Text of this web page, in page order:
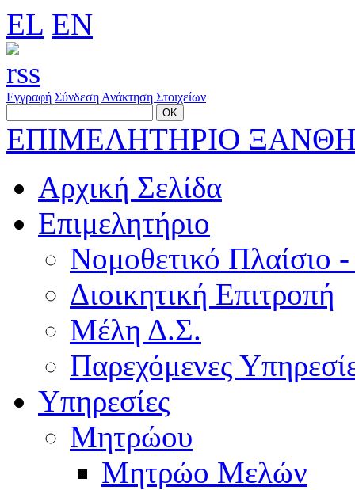
EL EN
Εγγραφή Σύνδεση Ανάκτηση Στοιχείων
ΕΠΙΜΕΛΗΤΗΡΙΟ
Αρχική Σελίδα
Επιμελητήριο
Νομοθετικό Πλαίσιο
Διοικητική Επιτροπή
Μέλη Δ.Σ.
Παρεχόμενες
Υπηρεσίες
Μητρώου
Μητρώο Μελών